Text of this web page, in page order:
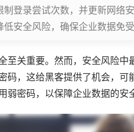
登录尝试次数，并更新网络
安全风险，确保企业数据免受
至关重要。然而，安全风险中
码，这给黑客提供了机会，
弱密码，以保障企业数据的安